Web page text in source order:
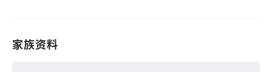
家族资料